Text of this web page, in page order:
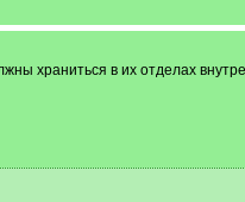
храниться в их отделах